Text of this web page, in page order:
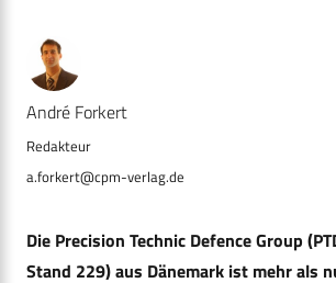
André Forkert
a.forkert@cpm-verlag.de
Die Precision Technic Defence Group
Stand 229) aus Dänemark ist mehr als